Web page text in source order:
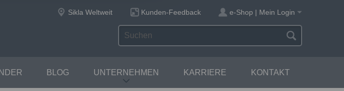
Sikla Weltweit Kunden-Feedback e-Shop | Mein Login
BLOG UNTERNEHMEN KARRIERE KONTAKT